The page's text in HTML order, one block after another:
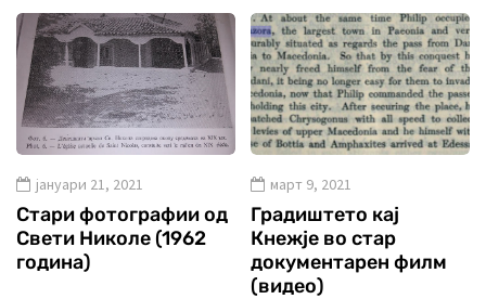
јануари 21, 2021
Стари фотографии од
Свети Николе (1962
година)
март 9, 2021
Градиштето кај
Кнежје во стар
документарен филм
(видео)